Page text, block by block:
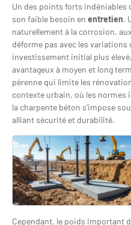
Un des points forts indéniables
son faible besoin en entretien.
naturellement à la corrosion,
déforme pas avec les
investissement initial plus
avantageux à moyen et long
pérenne qui limite les
contexte urbain, où les
la charpente béton s’impose
alliant sécurité et durabilité.
Cependant, le poids important